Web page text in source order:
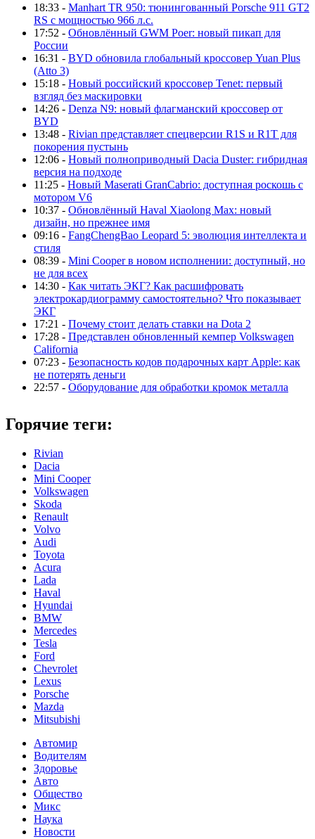
18:33 - Manhart TR 950: тюнингованный Porsche 911 GT2
RS с мощностью 966 л.с.
17:52 - Обновлённый GWM Poer: новый пикап для
России
16:31 - BYD обновила глобальный кроссовер Yuan Plus
(Atto 3)
15:18 - Новый российский кроссовер Tenet: первый
взгляд без маскировки
14:26 - Denza N9: новый флагманский кроссовер от
BYD
13:48 - Rivian представляет спецверсии R1S и R1T для
покорения пустынь
12:06 - Новый полноприводный Dacia Duster: гибридная
версия на подходе
11:25 - Новый Maserati GranCabrio: доступная роскошь с
мотором V6
10:37 - Обновлённый Haval Xiaolong Max: новый
дизайн, но прежнее имя
09:16 - FangChengBao Leopard 5: эволюция интеллекта и
стиля
08:39 - Mini Cooper в новом исполнении: доступный, но
не для всех
14:30 - Как читать ЭКГ? Как расшифровать
электрокардиограмму самостоятельно? Что показывает
ЭКГ
17:21 - Почему стоит делать ставки на Dota 2
17:28 - Представлен обновленный кемпер Volkswagen
California
07:23 - Безопасность кодов подарочных карт Apple: как
не потерять деньги
22:57 - Оборудование для обработки кромок металла
Горячие теги:
Rivian
Dacia
Mini Cooper
Volkswagen
Skoda
Renault
Volvo
Audi
Toyota
Acura
Lada
Haval
Hyundai
BMW
Mercedes
Tesla
Ford
Chevrolet
Lexus
Porsche
Mazda
Mitsubishi
Автомир
Водителям
Здоровье
Авто
Общество
Микс
Наука
Новости